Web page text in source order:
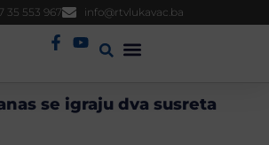
35 553 967 info@rtvlukavac.ba
se igraju dva susreta